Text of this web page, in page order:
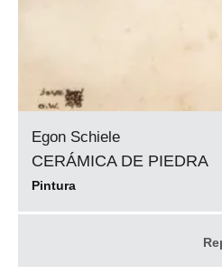
Egon Schiele
CERÁMICA DE PIEDRA
Pintura